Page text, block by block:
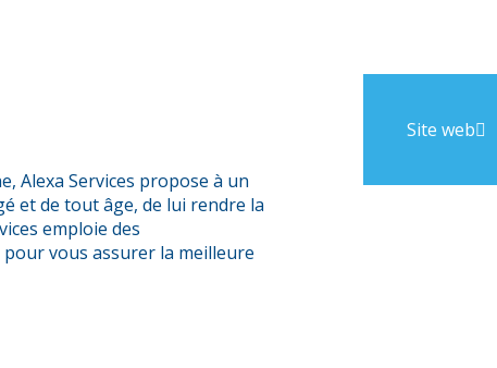
Alexa Services propose à un
et de tout âge, de lui rendre la
emploie des
pour vous assurer la meilleure
Site web